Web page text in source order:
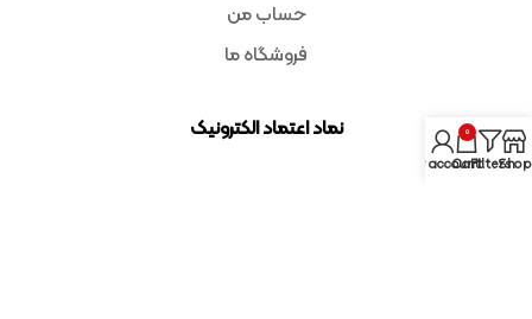
حساب من
فروشگاه ما
نماد اعتماد الکترونیک
Shop
Filters
0
Cart
My account